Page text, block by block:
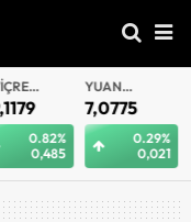
YUAN
OFFSHORE
7,0775
0.29%
0,021
YUAN
7,0812